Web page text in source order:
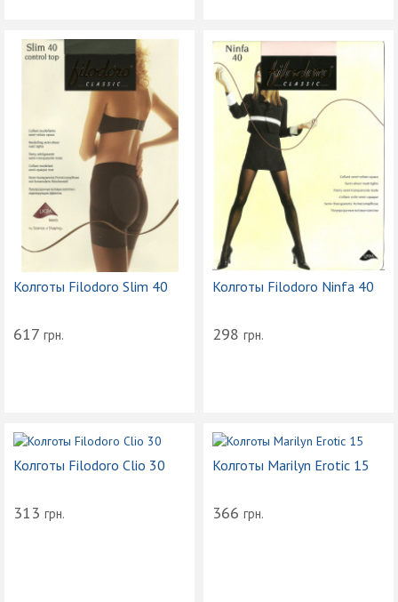
Колготы Filodoro Slim 40
617 грн.
Колготы Filodoro Ninfa 40
298 грн.
Колготы Filodoro Clio 30
313 грн.
Колготы Marilyn Erotic 15
366 грн.